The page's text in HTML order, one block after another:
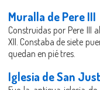
Muralla de Pere III
Construidas por Pere III
XII. Constaba de siete
quedan en pié tres.
Iglesia de San